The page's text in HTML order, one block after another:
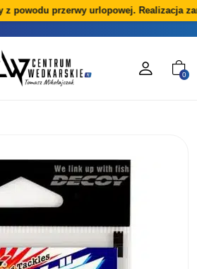
powodu przerwy urlopowej. Realizacja
0